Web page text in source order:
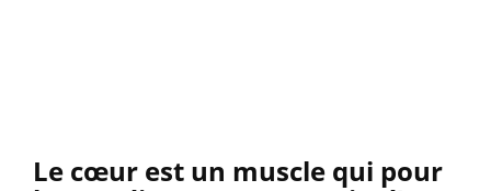
Le cœur est un muscle qui pour